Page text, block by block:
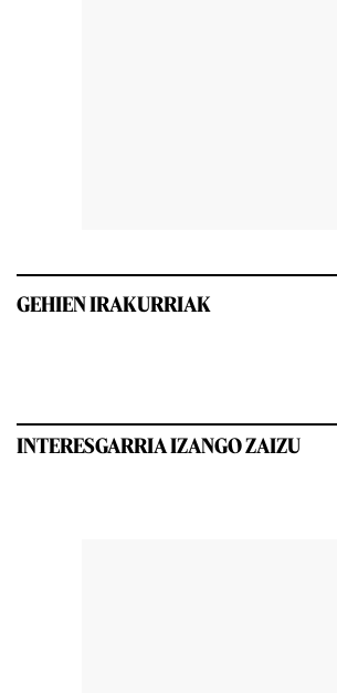
GEHIEN IRAKURRIAK
INTERESGARRIA IZANGO ZAIZU